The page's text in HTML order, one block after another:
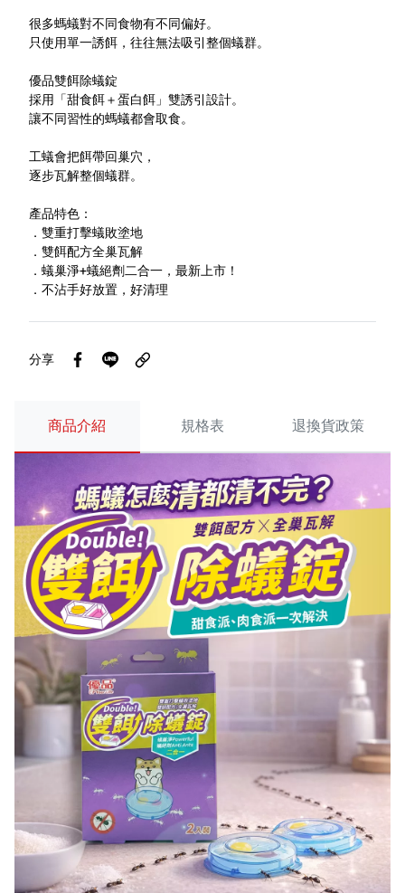
Line
Youtube
很多螞蟻對不同食物有不同偏好。
只使用單一誘餌，往往無法吸引整個蟻群。
優品雙餌除蟻錠
採用「甜食餌＋蛋白餌」雙誘引設計。
讓不同習性的螞蟻都會取食。
工蟻會把餌帶回巢穴，
逐步瓦解整個蟻群。
產品特色：
．雙重打擊蟻敗塗地
．雙餌配方全巢瓦解
．蟻巢淨+蟻絕劑二合一，最新上市！
．不沾手好放置，好清理
分享
商品介紹 規格表 退換貨政策